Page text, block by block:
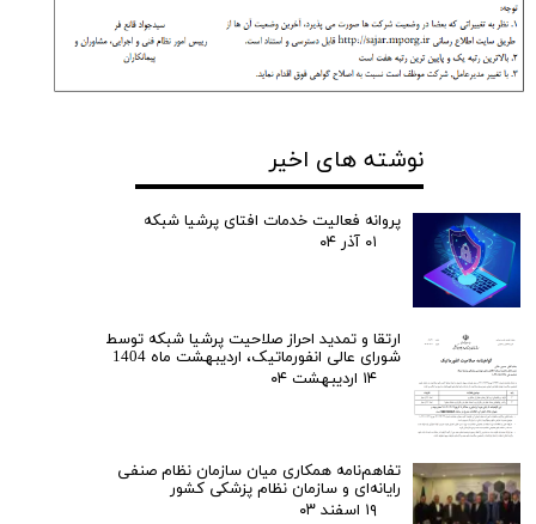
نوشته های اخیر
پروانه فعالیت خدمات افتای پرشیا شبکه
۰۱ آذر ۰۴
ارتقا و تمدید احراز صلاحیت پرشیا شبکه توسط
شورای عالی انفورماتیک، اردیبهشت ماه 1404
۱۴ اردیبهشت ۰۴
تفاهم‌نامه همکاری میان سازمان نظام صنفی
رایانه‌ای و سازمان نظام پزشکی کشور
۱۹ اسفند ۰۳